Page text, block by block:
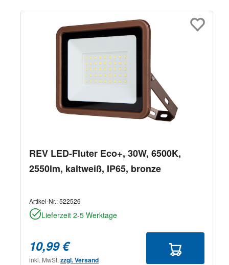
REV LED-Fluter Eco+, 30W, 6500K,
2550lm, kaltweiß, IP65, bronze
Artikel-Nr.:522526
Lieferzeit 2-5 Werktage
10,99 €
inkl. MwSt. zzgl. Versand